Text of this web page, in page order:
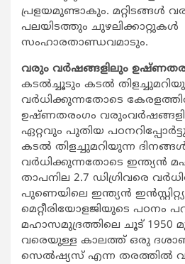
പ്രളയമുണ്ടാകും. മറ്റിടങ്ങള്‍
പലയിടത്തും ചുഴലിക്കാറ്റുകള്‍
സംഹാരതാണ്ഡവമാടും.
വരും വര്‍ഷങ്ങളിലും
കടല്‍ച്ചൂടും കടല്‍
വര്‍ധിക്കുന്നതോടെ
ഉഷ്ണതരംഗം
ഏറ്റവും പുതിയ
കടല്‍ തിളച്ചുമറിയുന്ന ദിനങ്ങള്‍
വര്‍ധിക്കുന്നതോടെ ഇന്ത്യന്‍
താപനില 2.7 ഡിഗ്രിവരെ
പുണെയിലെ ഇന്ത്യന്‍
മെറ്റീരിയോളജിയുടെ പഠനം
മഹാസമുദ്രത്തിലെ ചൂട് 1950
വരെയുള്ള കാലത്ത് ഒരു
സെല്‍ഷ്യസ് എന്ന തരത്തില്‍